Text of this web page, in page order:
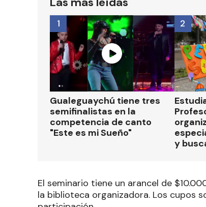
Gualeguaychú tiene tres
semifinalistas en la
competencia de canto
"Este es mi Sueño"
1
y
2
El seminario tiene un arancel de
la biblioteca organizadora. Los cupos